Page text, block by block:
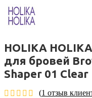
HOLIKA
для бровей
Shaper 01 Clear
(1 отзыв